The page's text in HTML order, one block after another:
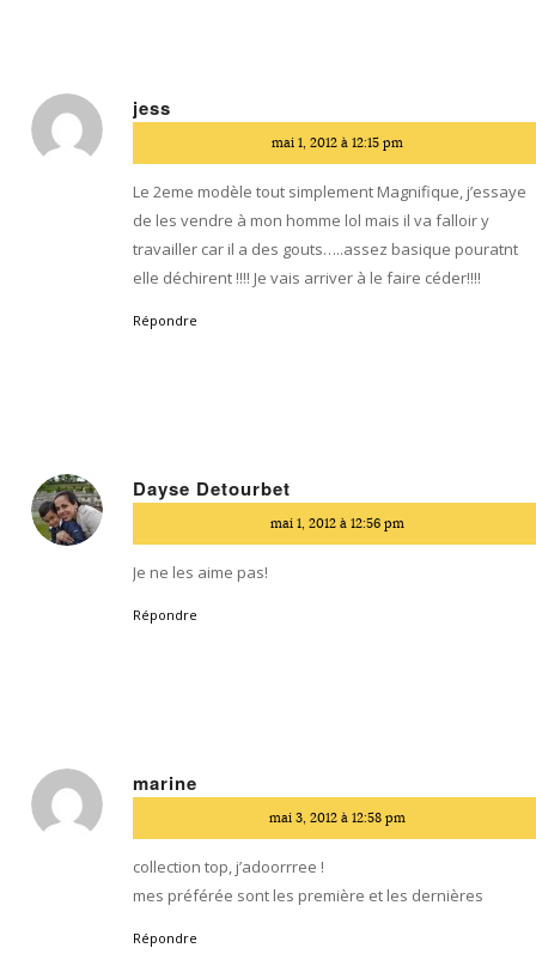
jess
:
mai 1, 2012 à 12:15 pm
Le 2eme modèle tout simplement Magnifique, j’essaye
de les vendre à mon homme lol mais il va falloir y
travailler car il a des gouts…..assez basique pouratnt
elle déchirent !!!! Je vais arriver à le faire céder!!!!
Répondre
Dayse Detourbet
:
mai 1, 2012 à 12:56 pm
Je ne les aime pas!
Répondre
marine
:
mai 3, 2012 à 12:58 pm
collection top, j’adoorrree !
mes préférée sont les première et les dernières
Répondre